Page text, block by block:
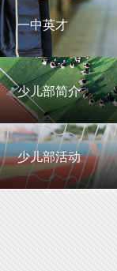
一中英才
一中英才
少儿部简介
少儿部
少儿部活动
少儿部